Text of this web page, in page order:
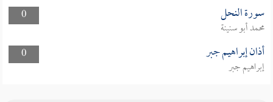
0
سورة النحل
محمد أبو سنينة
0
أذان إبراهيم جبر
إبراهيم جبر